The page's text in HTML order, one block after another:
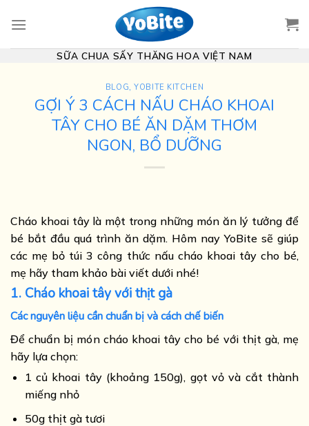
SỮA CHUA SẤY THĂNG HOA VIỆT NAM
BLOG,YOBITE KITCHEN
GỢI Ý 3 CÁCH NẤU CHÁO KHOAI
TÂY CHO BÉ ĂN DẶM THƠM
NGON, BỔ DƯỠNG
Cháo khoai tây là một trong những món ăn lý tưởng để
bé bắt đầu quá trình ăn dặm. Hôm nay YoBite sẽ giúp
các mẹ bỏ túi 3 công thức nấu cháo khoai tây cho bé,
mẹ hãy tham khảo bài viết dưới nhé!
1. Cháo khoai tây với thịt gà
Các nguyên liệu cần chuẩn bị và cách chế biến
Để chuẩn bị món cháo khoai tây cho bé với thịt gà, mẹ
hãy lựa chọn:
1 củ khoai tây (khoảng 150g), gọt vỏ và cắt thành
miếng nhỏ
50g thịt gà tươi